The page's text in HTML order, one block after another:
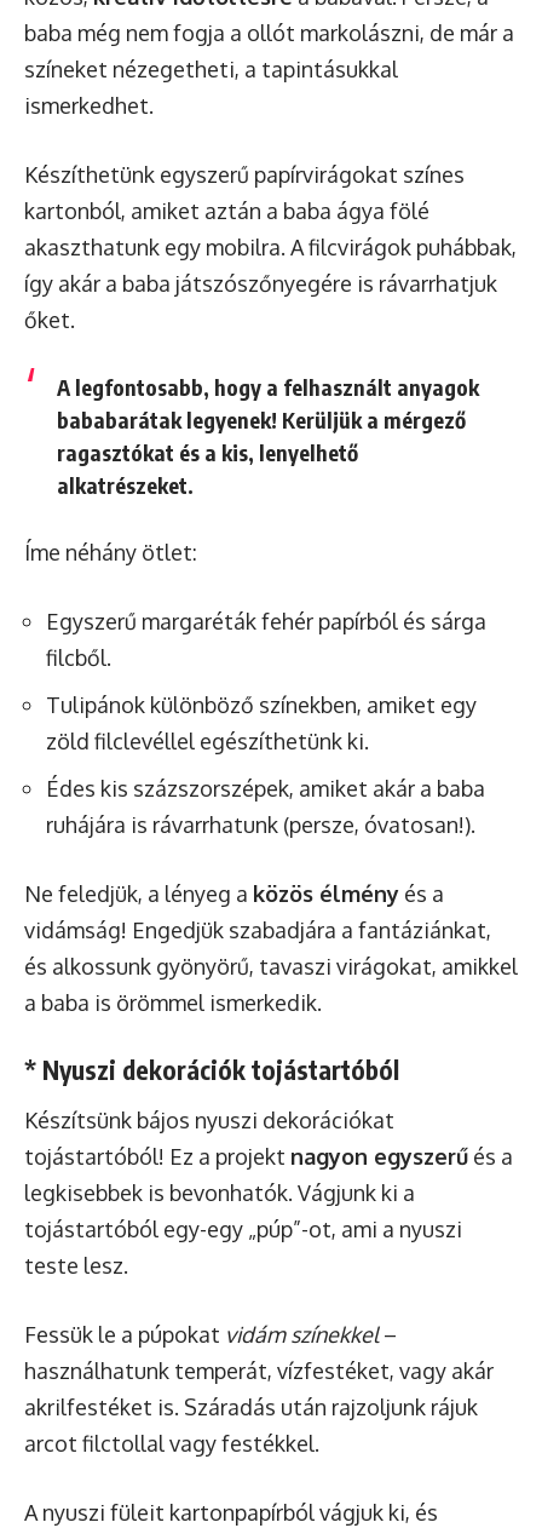
baba még nem fogja a ollót markolászni, de már a
színeket nézegetheti, a tapintásukkal
ismerkedhet.
Készíthetünk egyszerű papírvirágokat színes
kartonból, amiket aztán a baba ágya fölé
akaszthatunk egy mobilra. A filcvirágok puhábbak,
így akár a baba játszószőnyegére is rávarrhatjuk
őket.
A legfontosabb, hogy a felhasznált anyagok
bababarátak legyenek! Kerüljük a mérgező
ragasztókat és a kis, lenyelhető
alkatrészeket.
Íme néhány ötlet:
Egyszerű margaréták fehér papírból és sárga
filcből.
Tulipánok különböző színekben, amiket egy
zöld filclevéllel egészíthetünk ki.
Édes kis százszorszépek, amiket akár a baba
ruhájára is rávarrhatunk (persze, óvatosan!).
Ne feledjük, a lényeg a közös élmény és a
vidámság! Engedjük szabadjára a fantáziánkat,
és alkossunk gyönyörű, tavaszi virágokat, amikkel
a baba is örömmel ismerkedik.
* Nyuszi dekorációk tojástartóból
Készítsünk bájos nyuszi dekorációkat
tojástartóból! Ez a projekt nagyon egyszerű és a
legkisebbek is bevonhatók. Vágjunk ki a
tojástartóból egy-egy „púp”-ot, ami a nyuszi
teste lesz.
Fessük le a púpokat vidám színekkel–
használhatunk temperát, vízfestéket, vagy akár
akrilfestéket is. Száradás után rajzoljunk rájuk
arcot filctollal vagy festékkel.
A nyuszi füleit kartonpapírból vágjuk ki, és